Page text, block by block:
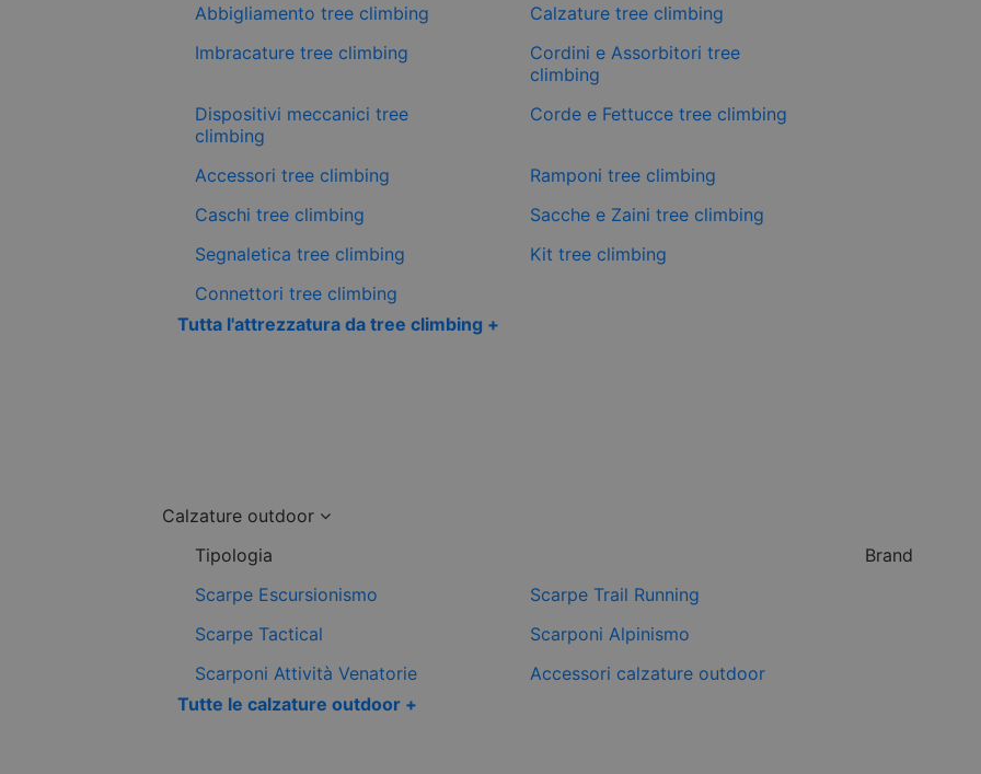
Abbigliamento tree climbing
Calzature tree climbing
Imbracature tree climbing
Cordini e Assorbitori tree
climbing
Dispositivi meccanici tree
climbing
Corde e Fettucce tree climbing
Accessori tree climbing
Ramponi tree climbing
Caschi tree climbing
Sacche e Zaini tree climbing
Segnaletica tree climbing
Kit tree climbing
Connettori tree climbing
Tutta l'attrezzatura da tree climbing +
Calzature outdoor
Tipologia
Scarpe Escursionismo
Scarpe Trail Running
Scarpe Tactical
Scarponi Alpinismo
Scarponi Attività Venatorie
Accessori calzature outdoor
Tutte le calzature outdoor +
Brand